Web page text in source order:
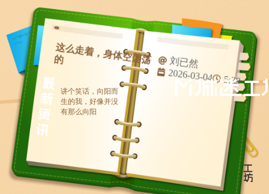
讲个笑话，向阳而
生的我，好像并没
有那么向阳
工
坊
这
么
走
着
，
身
体
空
荡
荡的 刘已然
2026-03-04 5:39